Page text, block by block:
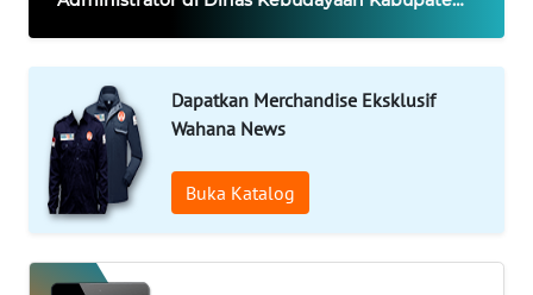
Dapatkan Merchandise Eksklusif
Wahana News
Buka Katalog
INDEKS
KAMI
INFO
IKLAN
TENTANG